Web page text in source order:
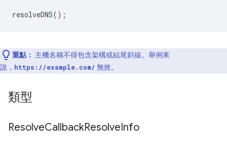
resolveDNS();
重點： 主機名稱不得包含架構或結尾斜線。舉例來
說， https://example.com/ 無效。
類型
ResolveCallbackResolveInfo